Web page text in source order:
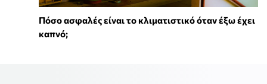
Πόσο ασφαλές είναι το κλιματιστικό όταν έξω έχει
καπνό;